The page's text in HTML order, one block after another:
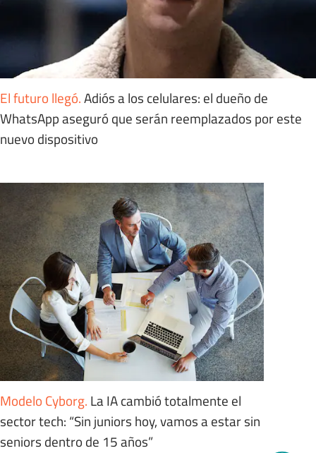
El futuro llegó.Adiós a los celulares: el dueño de
WhatsApp aseguró que serán reemplazados por este
nuevo dispositivo
Modelo Cyborg. La IA cambió totalmente el
sector tech: “Sin juniors hoy, vamos a estar sin
seniors dentro de 15 años”